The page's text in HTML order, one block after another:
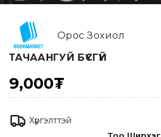
Орос Зохиол
ТАЧААНГУЙ БҮСГҮЙ
9,000₮
Хүргэлттэй
Тоо Ширхэг